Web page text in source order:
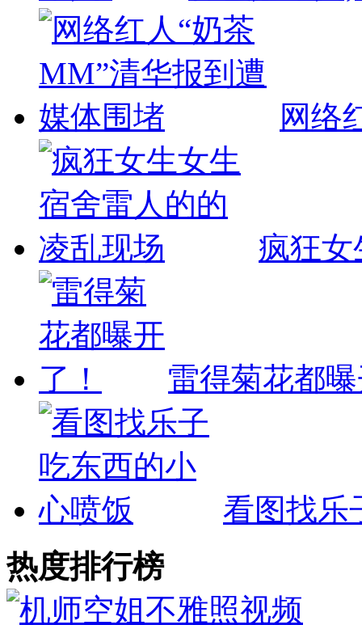
网络
疯狂
雷得菊花都
看图找乐
热度排行榜